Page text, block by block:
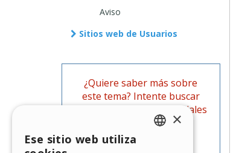
Aviso
Sitios web de Usuarios
¿Quiere saber más sobre
este tema? Intente buscar
también en las Guías oficiales
de WebSite X5.
Ir a las Guías
×
Ese sitio web utiliza